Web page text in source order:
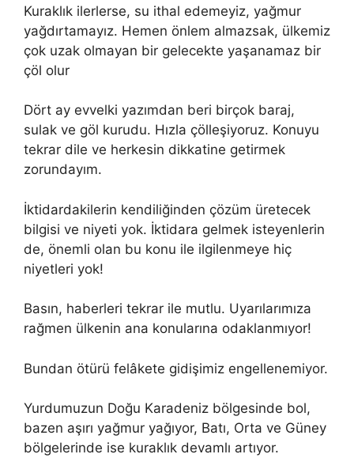
Kuraklık ilerlerse, su ithal edemeyiz, yağmur
yağdırtamayız. Hemen önlem almazsak, ülkemiz
çok uzak olmayan bir gelecekte yaşanamaz bir
çöl olur
Dört ay evvelki yazımdan beri birçok baraj,
sulak ve göl kurudu. Hızla çölleşiyoruz. Konuyu
tekrar dile ve herkesin dikkatine getirmek
zorundayım.
İktidardakilerin kendiliğinden çözüm üretecek
bilgisi ve niyeti yok. İktidara gelmek isteyenlerin
de, önemli olan bu konu ile ilgilenmeye hiç
niyetleri yok!
Basın, haberleri tekrar ile mutlu. Uyarılarımıza
rağmen ülkenin ana konularına odaklanmıyor!
Bundan ötürü felâkete gidişimiz engellenemiyor.
Yurdumuzun Doğu Karadeniz bölgesinde bol,
bazen aşırı yağmur yağıyor, Batı, Orta ve Güney
bölgelerinde ise kuraklık devamlı artıyor.